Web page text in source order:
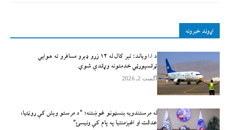
اړوند خبرونه
د ا.ا وياند: تېر کال له ۱۲ زرو ډېرو مسافرو ته هوايي
ټرانسپورټي خدمتونه وړاندې شوي
آگست 2, 2026
له مرستندویه بنسټونو غوښتنه؛ “د مرستو وېش کې روڼتیا،
عدالت او اغېزمنتیا په پام کې ونیسئ”